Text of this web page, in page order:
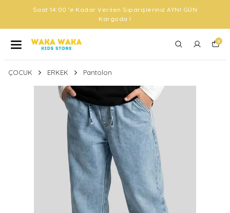
Saat 14:00 'e Kadar Verilen Siparişleriniz AYNI GÜN
Kargoda !
0
ÇOCUK ERKEK Pantolon